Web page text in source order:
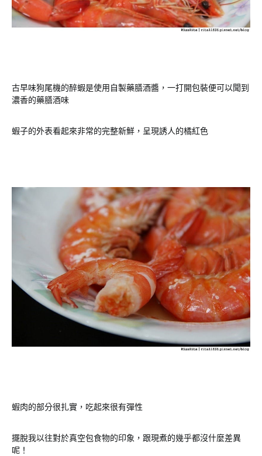
古早味狗尾機的醉蝦是使用自製藥膳酒醬，一打開包裝便可以聞到
濃香的藥膳酒味
蝦子的外表看起來非常的完整新鮮，呈現誘人的橘紅色
蝦肉的部分很扎實，吃起來很有彈性
擺脫我以往對於真空包食物的印象，跟現煮的幾乎都沒什麼差異
呢！